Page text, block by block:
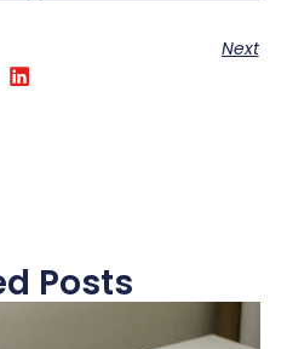
Next
Posts